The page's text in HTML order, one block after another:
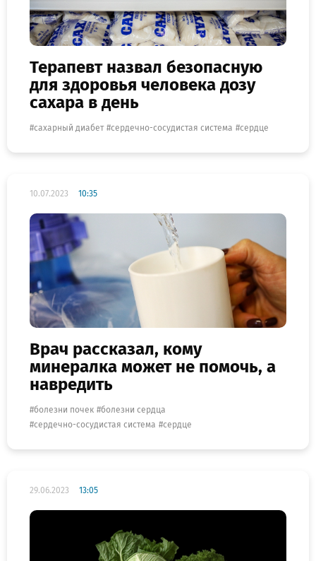
Терапевт назвал безопасную
для здоровья человека дозу
сахара в день
сахарный диабет сердечно-сосудистая система сердце
10.07.2023 10:35
Врач рассказал, кому
минералка может не помочь, а
навредить
болезни почек
болезни сердца
сердечно-сосудистая система
сердце
29.06.2023 13:05